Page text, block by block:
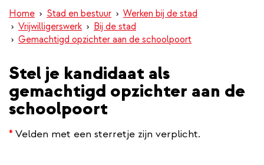
inhoud
gaan
Home Stad en bestuur
Werken bij de stad
Vrijwilligerswerk
Bij de stad
Gemachtigd opzichter aan de schoolpoort
Stel je kandidaat als
gemachtigd opzichter aan de
schoolpoort
* Velden met een sterretje zijn verplicht.